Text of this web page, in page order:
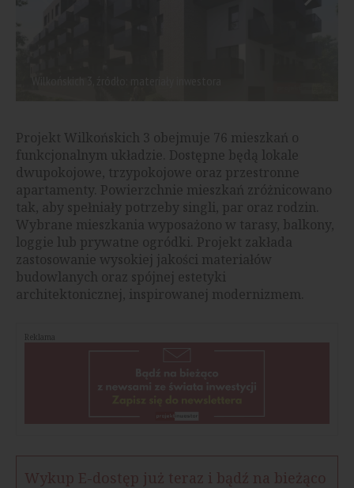
Projekt Wilkońskich 3 obejmuje 76 mieszkań o
funkcjonalnym układzie. Dostępne będą lokale
dwupokojowe, trzypokojowe oraz przestronne
apartamenty. Powierzchnie mieszkań zróżnicowano
tak, aby spełniały potrzeby singli, par oraz rodzin.
Wybrane mieszkania wyposażono w tarasy, balkony,
loggie lub prywatne ogródki. Projekt zakłada
zastosowanie wysokiej jakości materiałów
budowlanych oraz spójnej estetyki
architektonicznej, inspirowanej modernizmem.
Reklama
Wykup E-dostęp już teraz i bądź na bieżąco